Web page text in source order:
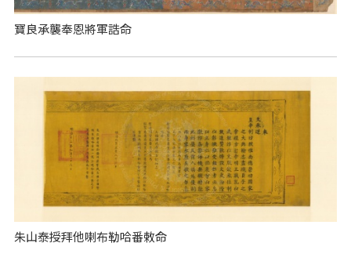
寶良承襲奉恩將軍誥命
朱山泰授拜他喇布勒哈番敕命